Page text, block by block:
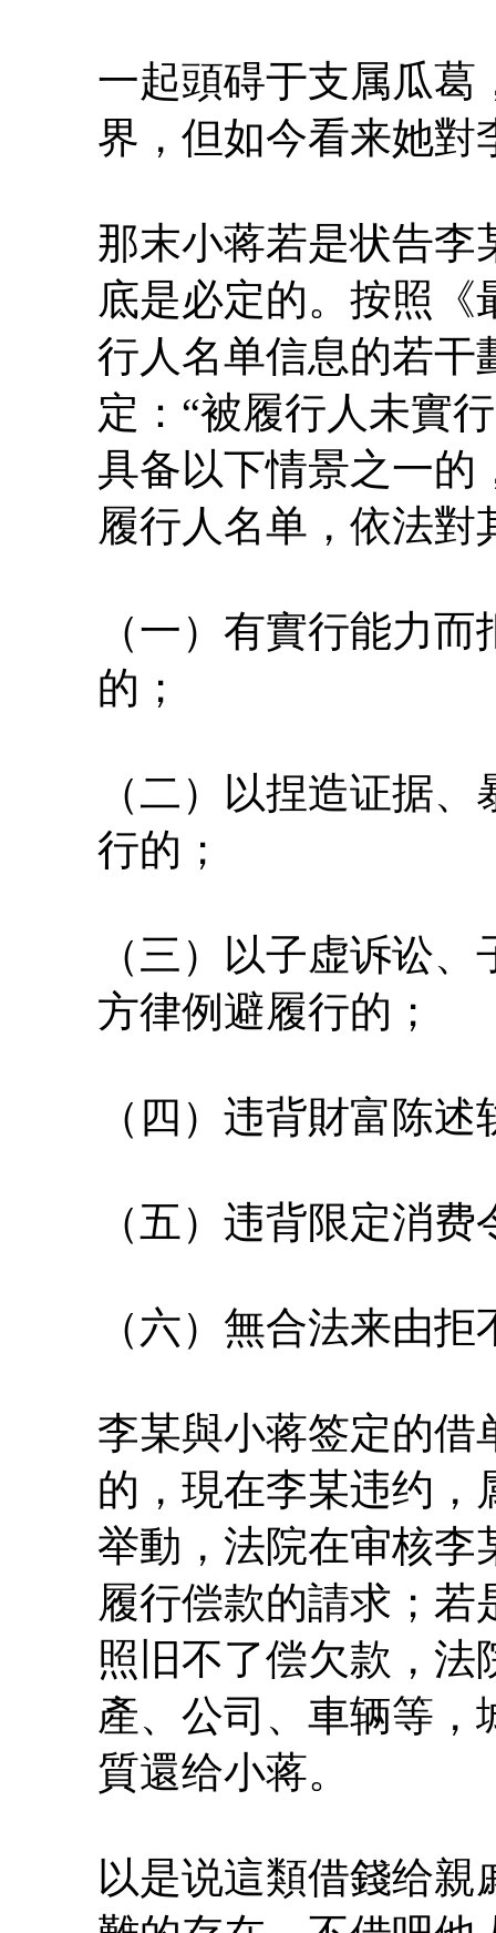
一起頭碍于支属瓜葛
界，但如今看来她對
那末小蒋若是状告李
底是必定的。按照
行人名单信息的若干
定：“被履行人未實
具备以下情景之一的
履行人名单，依法對
（一）有實行能力
的；
（二）以捏造证据
行的；
（三）以子虚诉讼
方律例避履行的；
（四）违背財富陈述
（五）违背限定消费
（六）無合法来由
李某與小蒋签定的借
的，現在李某违约，
举動，法院在审核李
履行偿款的請求；
照旧不了偿欠款，法
產、公司、車辆等，
質還给小蒋。
以是说這類借錢给親